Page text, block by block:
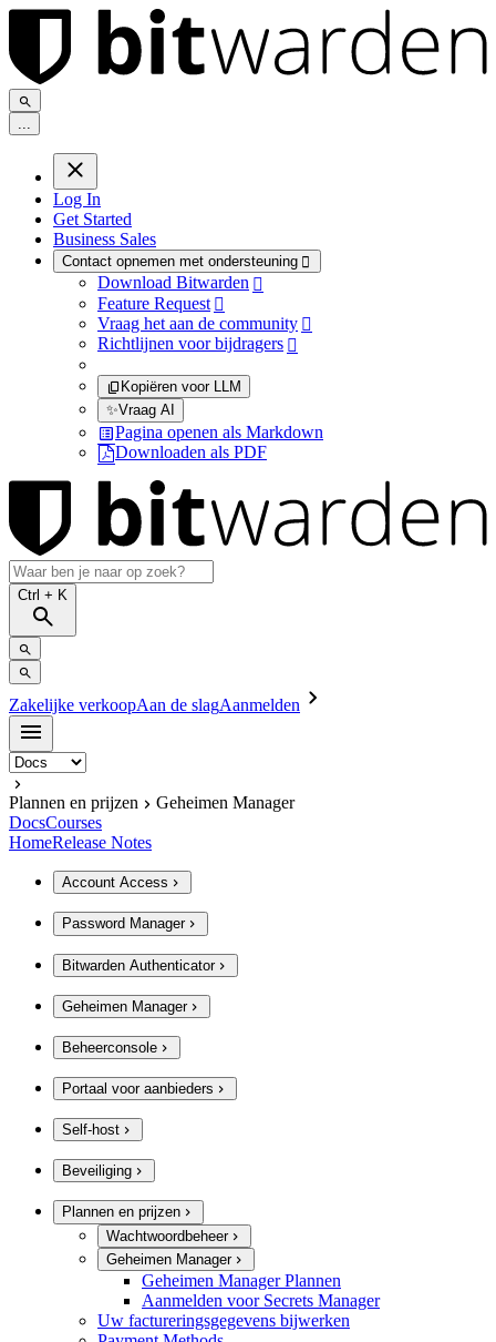
...
Log In
Get Started
Business Sales
Contact opnemen met ondersteuning 
Download Bitwarden 
Feature Request 
Vraag het aan de community 
Richtlijnen voor bijdragers 
Kopiëren voor LLM
✨Vraag AI
Pagina openen als Markdown
Downloaden als PDF
Ctrl + K
Zakelijke verkoopAan de slagAanmelden
Plannen en prijzen
Geheimen Manager
DocsCourses
HomeRelease Notes
Account Access
Password Manager
Bitwarden Authenticator
Geheimen Manager
Beheerconsole
Portaal voor aanbieders
Self-host
Beveiliging
Plannen en prijzen
Wachtwoordbeheer
Geheimen Manager
Geheimen Manager Plannen
Aanmelden voor Secrets Manager
Uw factureringsgegevens bijwerken